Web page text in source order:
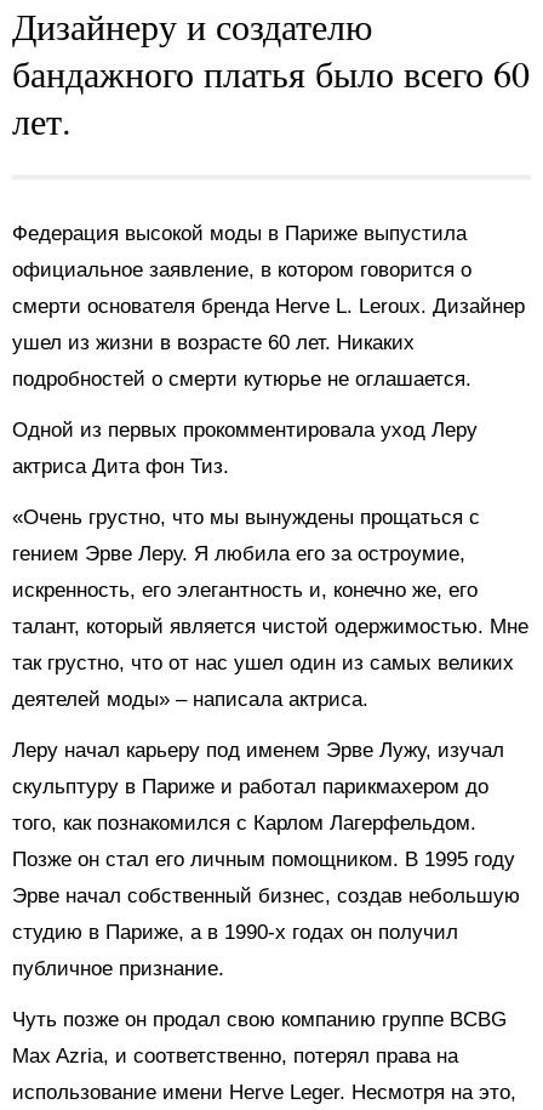
Дизайнеру и создателю
бандажного платья было всего 60
лет.
Федерация высокой моды в Париже выпустила
официальное заявление, в котором говорится о
смерти основателя бренда Herve L. Leroux. Дизайнер
ушел из жизни в возрасте 60 лет. Никаких
подробностей о смерти кутюрье не оглашается.
Одной из первых прокомментировала уход Леру
актриса Дита фон Тиз.
«Очень грустно, что мы вынуждены прощаться с
гением Эрве Леру. Я любила его за остроумие,
искренность, его элегантность и, конечно же, его
талант, который является чистой одержимостью. Мне
так грустно, что от нас ушел один из самых великих
деятелей моды» – написала актриса.
Леру начал карьеру под именем Эрве Лужу, изучал
скульптуру в Париже и работал парикмахером до
того, как познакомился с Карлом Лагерфельдом.
Позже он стал его личным помощником. В 1995 году
Эрве начал собственный бизнес, создав небольшую
студию в Париже, а в 1990-х годах он получил
публичное признание.
Чуть позже он продал свою компанию группе BCBG
Max Azria, и соответственно, потерял права на
использование имени Herve Leger. Несмотря на это,